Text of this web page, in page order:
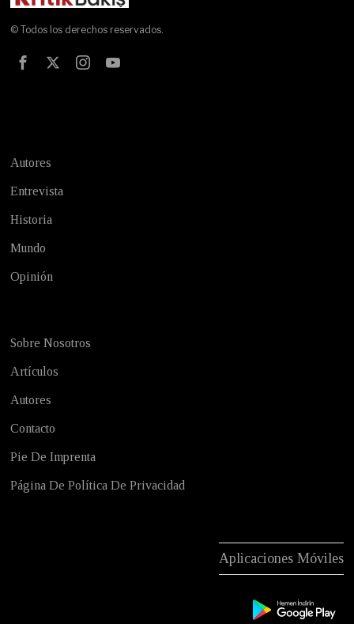
© Todos los derechos reservados.
Autores
Entrevista
Historia
Mundo
Opinión
Sobre Nosotros
Artículos
Autores
Contacto
Pie De Imprenta
Página De Política De Privacidad
Aplicaciones Móviles